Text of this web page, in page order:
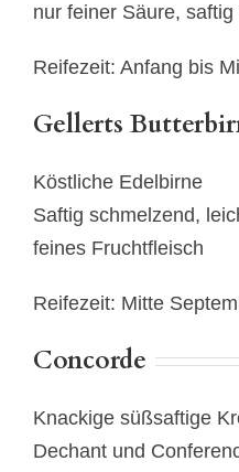
nur feiner Säure,
Reifezeit: Anfang bis
Gellerts
Köstliche Edelbirne
Saftig schmelzend,
feines Fruchtfleisch
Reifezeit: Mitte
Concorde
Knackige süßsaftige
Dechant und